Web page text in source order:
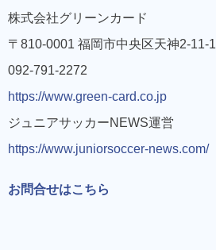
設定
株式会社グリーンカード
〒810-0001 福岡市中央区天神2-11-
092-791-2272
https://www.green-card.co.jp
ジュニアサッカーNEWS運営
https://www.juniorsoccer-news.com/
お問合せはこちら